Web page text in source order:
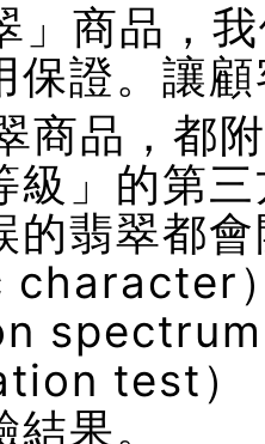
」商品，
保證。讓
商品，都
級」的第
的翡翠都
character
test）
果。